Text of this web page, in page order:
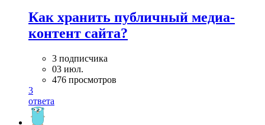
Как хранить публичный медиа-
контент сайта?
3 подписчика
03 июл.
476 просмотров
3
ответа